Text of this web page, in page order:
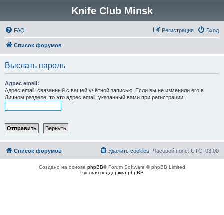
Knife Club Minsk
FAQ Вход
Регистрация
Список форумов
Выслать пароль
Адрес email:
Адрес email, связанный с вашей учётной записью. Если вы не изменили его в
Личном разделе, то это адрес email, указанный вами при регистрации.
Список форумов Часовой пояс: UTC+03:00
Удалить cookies
Создано на основе phpBB® Forum Software © phpBB Limited
Русская поддержка phpBB